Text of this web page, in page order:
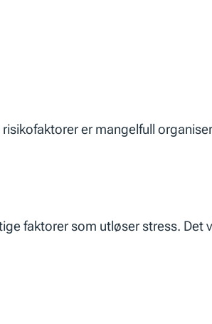
er mangelfull
faktorer som utløser stress. Det